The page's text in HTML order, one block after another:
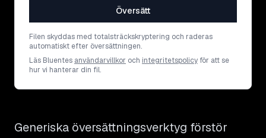
Översätt
Filen skyddas med totalsträckskryptering och raderas
automatiskt efter översättningen.
Läs Bluentes användarvillkor och integritetspolicy för att se
hur vi hanterar din fil.
Generiska översättningsverktyg förstör